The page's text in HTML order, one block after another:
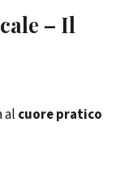
– Il
al cuore pratico